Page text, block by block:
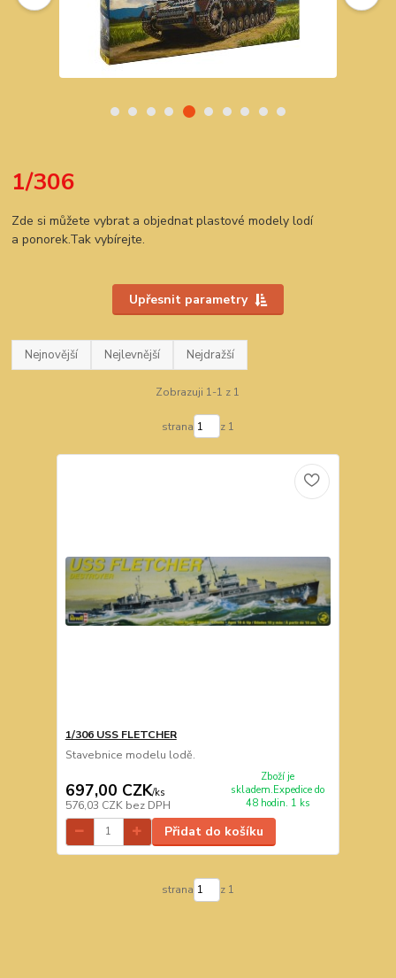
1/306
Zde si můžete vybrat a objednat plastové modely lodí
a ponorek.Tak vybírejte.
Upřesnit parametry
Nejnovější Nejlevnější Nejdražší
Zobrazuji 1-1 z 1
strana z 1
1/306 USS FLETCHER
Stavebnice modelu lodě.
697,00 CZK/ks
576,03 CZK bez DPH
Zboží je
skladem.Expedice do
48 hodin. 1 ks
Přidat do košíku
strana z 1